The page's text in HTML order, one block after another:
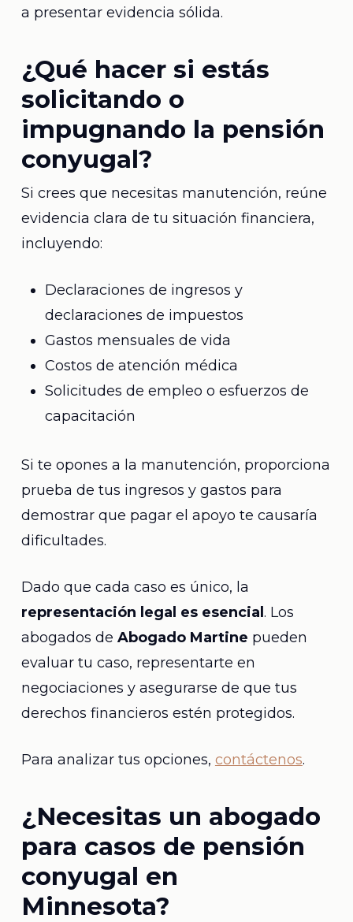
a presentar evidencia sólida.
¿Qué hacer si estás
solicitando o
impugnando la pensión
conyugal?
Si crees que necesitas manutención, reúne
evidencia clara de tu situación financiera,
incluyendo:
Declaraciones de ingresos y
declaraciones de impuestos
Gastos mensuales de vida
Costos de atención médica
Solicitudes de empleo o esfuerzos de
capacitación
Si te opones a la manutención, proporciona
prueba de tus ingresos y gastos para
demostrar que pagar el apoyo te causaría
dificultades.
Dado que cada caso es único, la
representación legal es esencial . Los
abogados de Abogado Martine pueden
evaluar tu caso, representarte en
negociaciones y asegurarse de que tus
derechos financieros estén protegidos.
Para analizar tus opciones, contáctenos.
¿Necesitas un abogado
para casos de pensión
conyugal en
Minnesota?